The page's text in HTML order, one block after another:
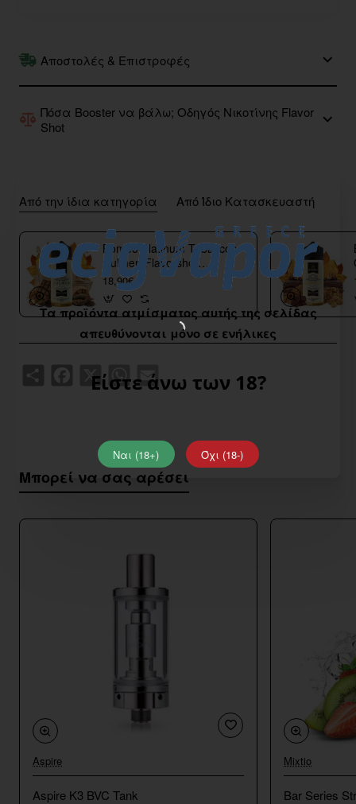
Τα προϊόντα ατμίσματος αυτής της σελίδας
απευθύνονται μόνο σε ενήλικες
Είστε άνω των 18?
Ναι (18+) Όχι (18-)
Αποστολές & Επιστροφές
Πόσα Booster να βάλω; Οδηγός Νικοτίνης Flavor
Shot
Από την ίδια κατηγορία Από Ίδιο Κατασκευαστή
Bombo Platinum Tobaccos
Culmen Flavorshot
40/120ml
18,90€
Μπορεί να σας αρέσει
Aspire
Aspire K3 BVC Tank
Mixtio
Bar Series